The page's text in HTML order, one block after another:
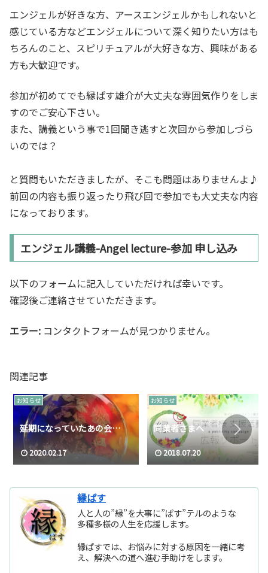
エンジェルが好きな方、アースエンジェルかもしれないと
感じている方などエンジェルについて深く知りたい方はも
ちろんのこと、スピリチュアルが大好きな方、興味がある
方も大歓迎です。
参加が初めてでも縁ぱす雄介が大丈夫な雰囲気作りをしま
すのでご安心下さい。
また、講義という事で1回聞き逃すと次回から参加しづら
いのでは？
と質問もいただきましたが、そこも問題はありませんよ♪
前回の内容も振り返ったり飛び回で参加でも大丈夫な内容
になっております。
エンジェル講義-Angel lecture-参加 申し込み
以下のフォームに記入していただければ幸いです。
確認後ご連絡させていただきます。
エラー: コンタクトフォームが見つかりません。
関連記事
お知らせ
延期になっていたあの会…
2020.02.17
お知らせ
同業者さまへ
2018.07.20
縁ぱす
人と人の”縁”を大事に”ぱす”テルのような
多種多様の人生を応援します。
縁ぱすでは、お悩みに対する原因を一緒に考
え、解決への道へ進む手助けをします。